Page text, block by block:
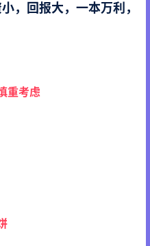
，回报大，一本万利，
重考虑